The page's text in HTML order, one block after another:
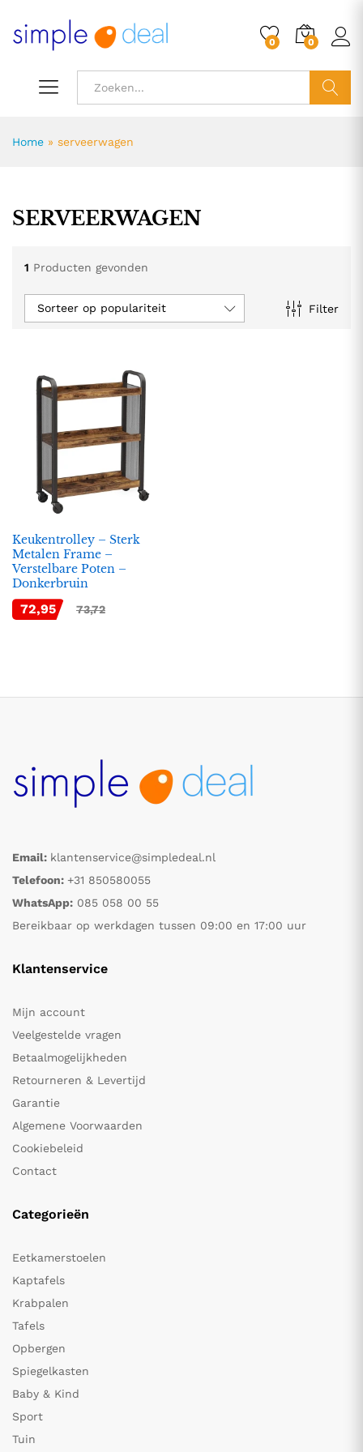
0 0
Home » serveerwagen
SERVEERWAGEN
1 Producten gevonden
Filter
Sorteer op populariteit
Keukentrolley – Sterk
Metalen Frame –
Verstelbare Poten –
Donkerbruin
72,95 73,72
Email: klantenservice@simpledeal.nl
Telefoon: +31 850580055
WhatsApp: 085 058 00 55
Bereikbaar op werkdagen tussen 09:00 en 17:00 uur
Klantenservice
Mijn account
Veelgestelde vragen
Betaalmogelijkheden
Retourneren & Levertijd
Garantie
Algemene Voorwaarden
Cookiebeleid
Contact
Categorieën
Eetkamerstoelen
Kaptafels
Krabpalen
Tafels
Opbergen
Spiegelkasten
Baby & Kind
Sport
Tuin